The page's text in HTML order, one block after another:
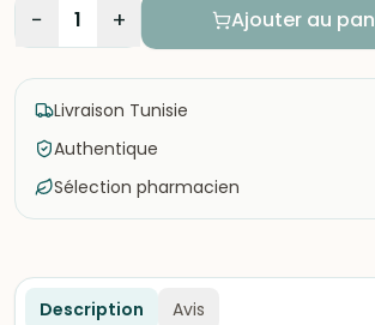
− 1 + Ajouter au
Livraison Tunisie
Authentique
Sélection pharmacien
Description Avis